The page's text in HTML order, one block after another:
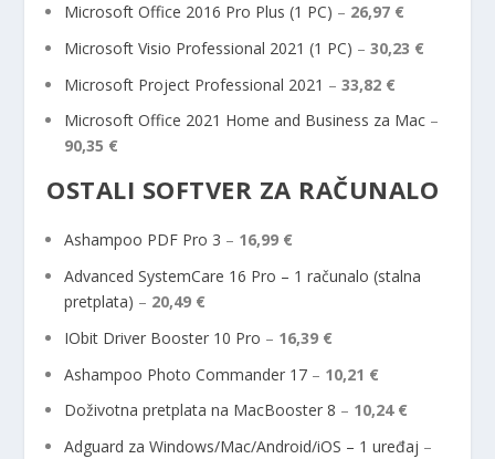
Microsoft Office 2016 Pro Plus (1 PC) – 26,97 €
Microsoft Visio Professional 2021 (1 PC) –30,23 €
Microsoft Project Professional 2021 –33,82 €
Microsoft Office 2021 Home and Business za Mac –
90,35 €
OSTALI SOFTVER ZA RAČUNALO
Ashampoo PDF Pro 3 – 16,99 €
Advanced SystemCare 16 Pro – 1 računalo (stalna
pretplata) – 20,49 €
IObit Driver Booster 10 Pro – 16,39 €
Ashampoo Photo Commander 17 – 10,21 €
Doživotna pretplata na MacBooster 8 – 10,24 €
Adguard za Windows/Mac/Android/iOS – 1 uređaj –